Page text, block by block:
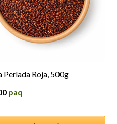
Perlada Roja, 500g
paq